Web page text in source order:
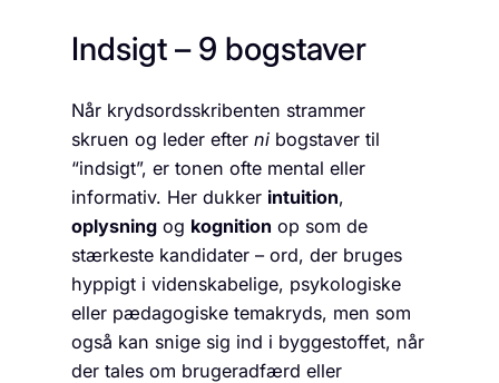
Indsigt – 9 bogstaver
Når krydsordsskribenten strammer
skruen og leder efter ni bogstaver til
“indsigt”, er tonen ofte mental eller
informativ. Her dukker intuition,
oplysning og kognition op som de
stærkeste kandidater – ord, der bruges
hyppigt i videnskabelige, psykologiske
eller pædagogiske tema­kryds, men som
også kan snige sig ind i byggestoffet, når
der tales om brugeradfærd eller